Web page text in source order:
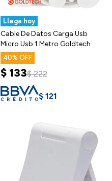
Llega hoy
Cable De Datos Carga Usb
Micro Usb 1 Metro Goldtech
40
$ 133$ 222
$ 121